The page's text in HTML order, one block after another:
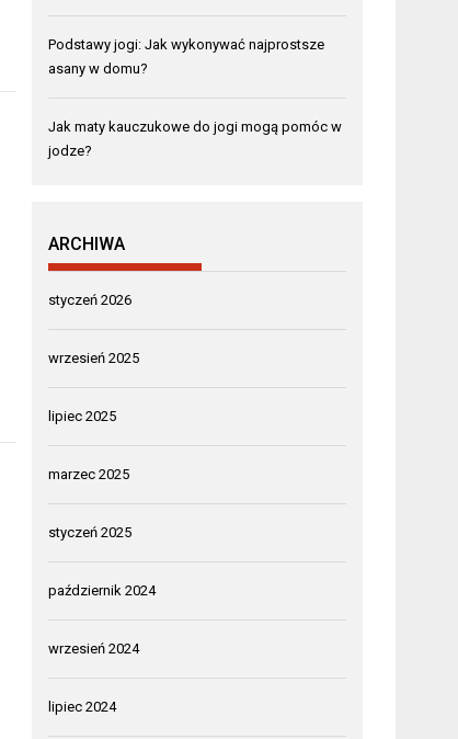
Podstawy jogi: Jak wykonywać najprostsze
asany w domu?
Jak maty kauczukowe do jogi mogą pomóc w
jodze?
ARCHIWA
styczeń 2026
wrzesień 2025
lipiec 2025
marzec 2025
styczeń 2025
październik 2024
wrzesień 2024
lipiec 2024